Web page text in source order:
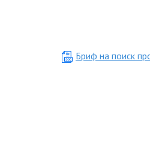
Бриф на поиск